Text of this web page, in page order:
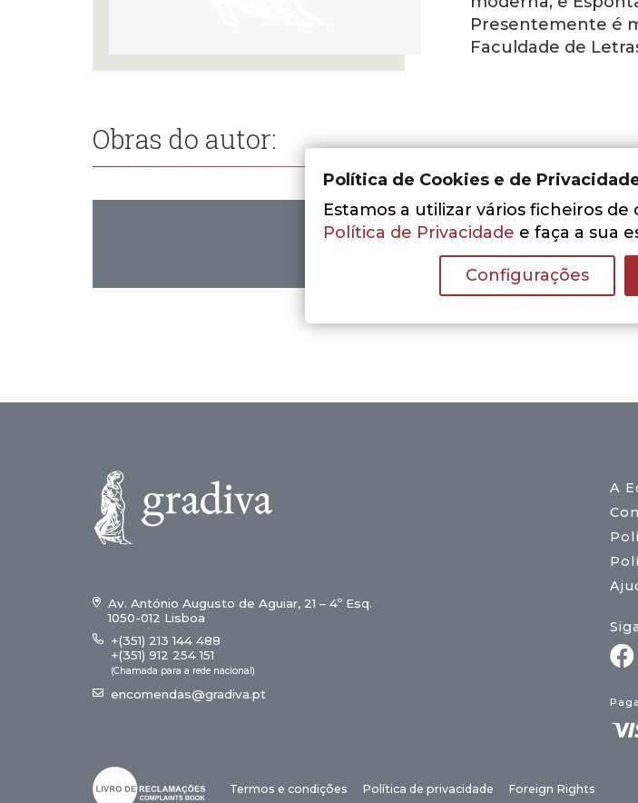
Presentemente é
Faculdade de
Obras do autor:
Nenhum resultado
Av. António Augusto de Aguiar, 21 – 4º Esq.
1050-012 Lisboa
+(351) 213 144 488
+(351) 912 254 151
(Chamada para a rede nacional)
encomendas@gradiva.pt
A
Termos e condições Política de privacidade Foreign Rights
Política de Cookies e de
Estamos a utilizar vários ficheiros de
Política de Privacidade e faça a sua
Configurações